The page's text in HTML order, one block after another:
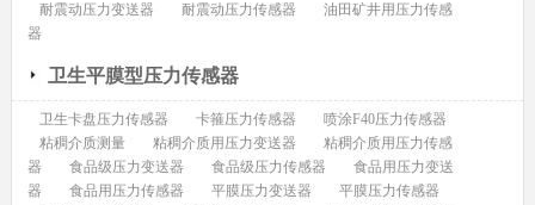
耐震动压力变送器
耐震动压力传感器
油田矿井用压力传感
器
卫生平膜型压力传感器
卫生卡盘压力传感器 卡箍压力传感器
喷涂F40压力传感器
粘稠介质测量
粘稠介质用压力变送器
粘稠介质用压力传感
器
食品级压力变送器 食品级压力传感器
食品用压力变送
器
食品用压力传感器 平膜压力变送器
平膜压力传感器